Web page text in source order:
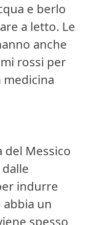
e berlo
a letto. Le
anche
rossi per
medicina
del Messico
indurre
abbia un
spesso